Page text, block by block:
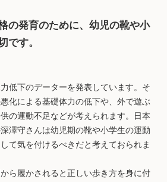
の発育のために、幼児の靴や小
です。
低下のデーターを発表しています。そ
化による基礎体力の低下や、外で遊ぶ
の運動不足などが考えられます。日本
澤守さんは幼児期の靴や小学生の運動
て気を付けるべきだと考えておられま
ら履かされると正しい歩き方を身に付